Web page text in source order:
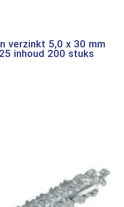
verzinkt 5,0 x 30 mm
inhoud 200 stuks